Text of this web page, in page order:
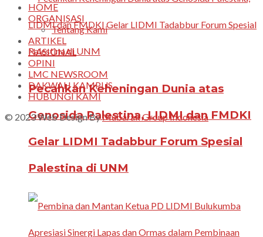
Pecahkan Keheningan Dunia atas
Genosida Palestina, LIDMI dan FMDKI
Gelar LIDMI Tadabbur Forum Spesial
Palestina di UNM
HOME
ORGANISASI
Tentang Kami
ARTIKEL
NASIONAL
OPINI
LMC NEWSROOM
DAKWAH KAMPUS
HUBUNGI KAMI
© 2023 Web Design ByMubarak Group Indonesia